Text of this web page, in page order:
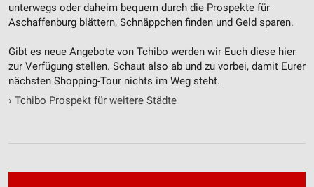
unterwegs oder daheim bequem durch die Prospekte für
Aschaffenburg blättern, Schnäppchen finden und Geld sparen.
Gibt es neue Angebote von Tchibo werden wir Euch diese hier
zur Verfügung stellen. Schaut also ab und zu vorbei, damit Eurer
nächsten Shopping-Tour nichts im Weg steht.
› Tchibo Prospekt für weitere Städte